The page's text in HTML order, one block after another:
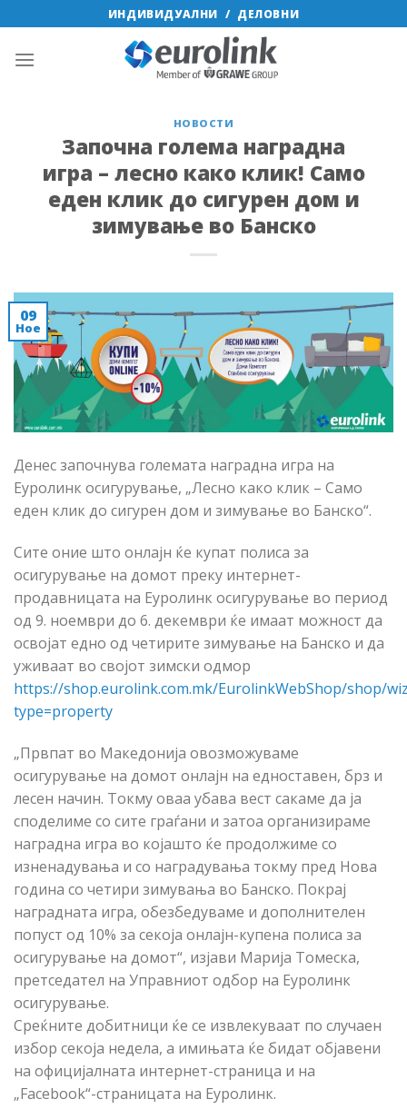
to
content
ИНДИВИДУАЛНИ / ДЕЛОВНИ
НОВОСТИ
Започна голема наградна
игра – лесно како клик! Само
еден клик до сигурен дом и
зимување во Банско
09
Ное
Денес започнува големата наградна игра на
Еуролинк осигурување, „Лесно како клик – Само
еден клик до сигурен дом и зимување во Банско“.
Сите оние што онлајн ќе купат полиса за
осигурување на домот преку интернет-
продавницата на Еуролинк осигурување во период
од 9. ноември до 6. декември ќе имаат можност да
освојат едно од четирите зимување на Банско и да
уживаат во својот зимски одмор
https://shop.eurolink.com.mk/EurolinkWebShop/shop/
type=property
„Првпат во Македонија овозможуваме
осигурување на домот онлајн на едноставен, брз и
лесен начин. Токму оваа убава вест сакаме да ја
споделиме со сите граѓани и затоа организираме
наградна игра во којашто ќе продолжиме со
изненадувања и со наградувања токму пред Нова
година со четири зимувања во Банско. Покрај
наградната игра, обезбедуваме и дополнителен
попуст од 10% за секоја онлајн-купена полиса за
осигурување на домот“, изјави Марија Томеска,
претседател на Управниот одбор на Еуролинк
осигурување.
Среќните добитници ќе се извлекуваат по случаен
избор секоја недела, а имињата ќе бидат објавени
на официјалната интернет-страница и на
„Facebook“-страницата на Еуролинк.